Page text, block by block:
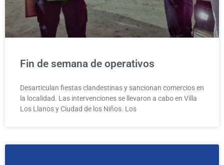
Fin de semana de operativos
Desarticulan fiestas clandestinas y sancionan comercios en
la localidad. Las intervenciones se llevaron a cabo en Villa
Los Llanos y Ciudad de los Niños. Los